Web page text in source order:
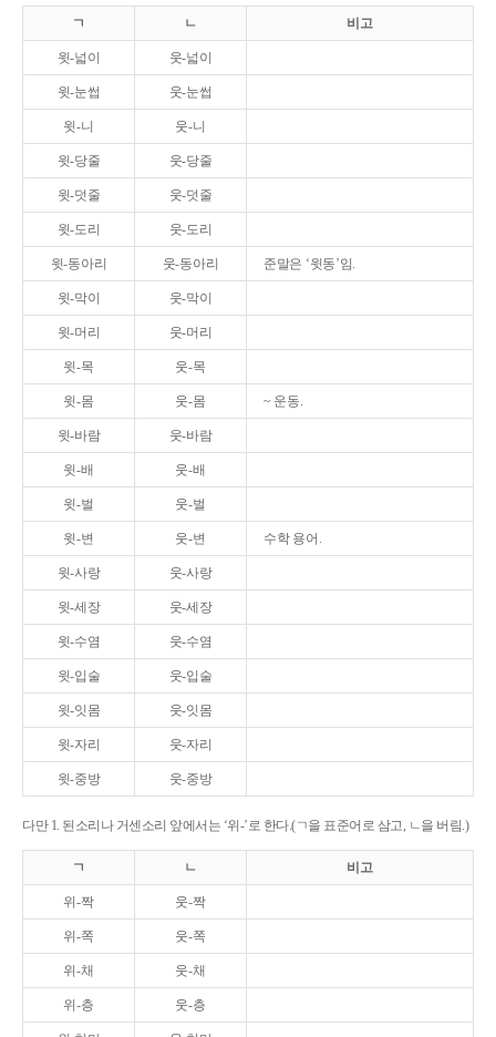
ㄱ ㄴ 비고
윗-넓이 웃-넓이
윗-눈썹 웃-눈썹
윗-니 웃-니
윗-당줄 웃-당줄
윗-덧줄 웃-덧줄
윗-도리 웃-도리
윗-동아리 웃-동아리 준말은 ‘윗동’임.
윗-막이 웃-막이
윗-머리 웃-머리
윗-목 웃-목
윗-몸 웃-몸 ~ 운동.
윗-바람 웃-바람
윗-배 웃-배
윗-벌 웃-벌
윗-변 웃-변 수학 용어.
윗-사랑 웃-사랑
윗-세장 웃-세장
윗-수염 웃-수염
윗-입술 웃-입술
윗-잇몸 웃-잇몸
윗-자리 웃-자리
윗-중방 웃-중방
다만 1. 된소리나 거센소리 앞에서는 ‘위-’로 한다.(ㄱ을 표준어로 삼고, ㄴ을 버림.)
ㄱ ㄴ 비고
위-짝 웃-짝
위-쪽 웃-쪽
위-채 웃-채
위-층 웃-층